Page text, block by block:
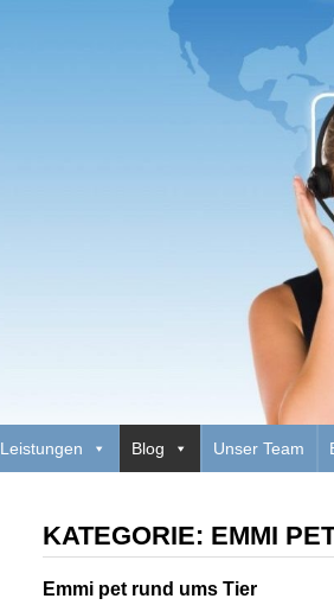
Leistungen Blog Unser Team
KATEGORIE: EMMI
Emmi pet rund ums Tier